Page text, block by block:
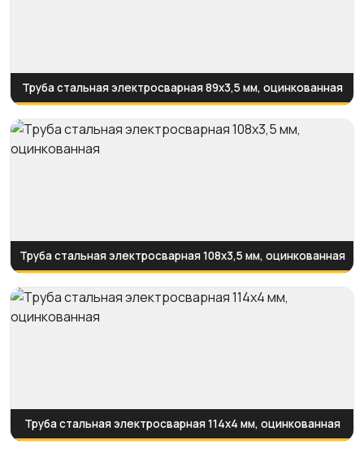
Труба стальная электросварная 89x3,5 мм, оцинкованная
Труба стальная электросварная 108x3,5 мм, оцинкованная
Труба стальная электросварная 114x4 мм, оцинкованная